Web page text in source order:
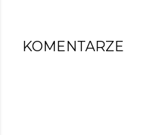
KOMENTARZE